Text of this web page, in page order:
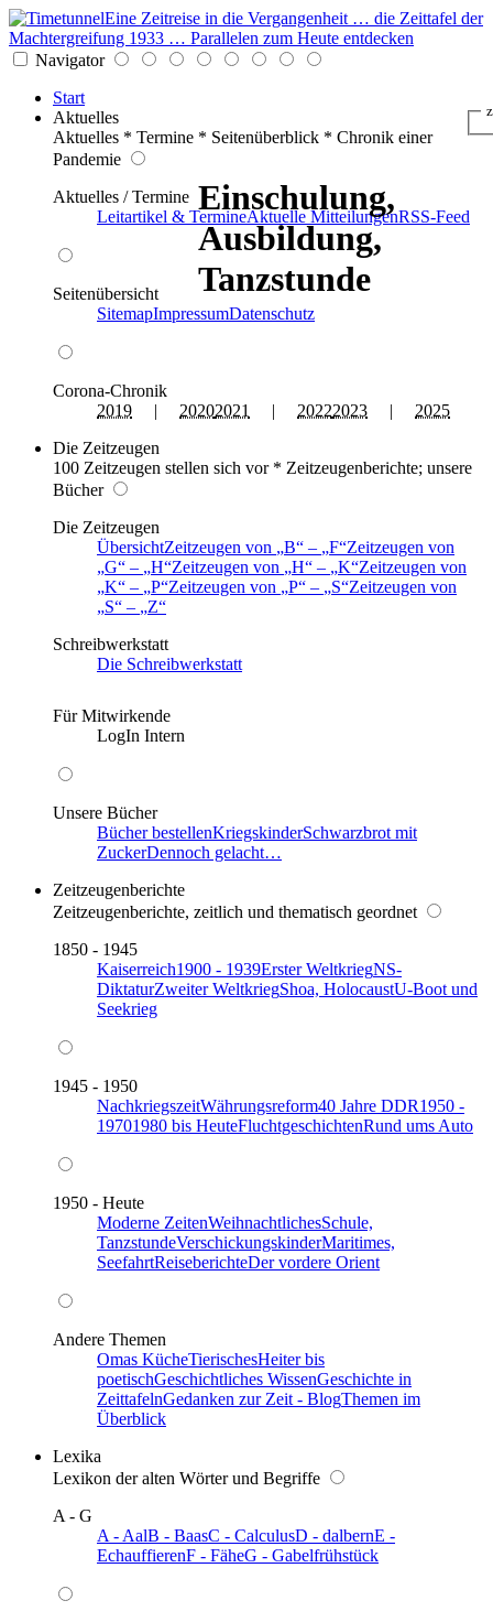
Eine Zeitreise in die Vergangenheit … die Zeittafel der
Machtergreifung 1933 … Parallelen zum Heute entdecken
Navigator
Start
Aktuelles
Aktuelles * Termine * Seitenüberblick * Chronik einer
Pandemie
Aktuelles / Termine
Leitartikel & TermineAktuelle MitteilungenRSS-Feed
Seitenübersicht
SitemapImpressumDatenschutz
Corona-Chronik
2019 | 20202021 | 20222023 | 2025
Die Zeitzeugen
100 Zeitzeugen stellen sich vor * Zeitzeugenberichte; unsere
Bücher
Die Zeitzeugen
ÜbersichtZeitzeugen von B – F Zeitzeugen von
G
– H Zeitzeugen von H – K Zeitzeugen von
K
– P Zeitzeugen von P – S Zeitzeugen von
S
–
Z
Schreibwerkstatt
Die Schreibwerkstatt
Für Mitwirkende
LogIn Intern
Unsere Bücher
Bücher bestellenKriegskinderSchwarzbrot mit
ZuckerDennoch gelacht…
Zeitzeugenberichte
Zeitzeugenberichte, zeitlich und thematisch geordnet
1850 - 1945
Kaiserreich1900 - 1939Erster WeltkriegNS-
DiktaturZweiter WeltkriegShoa, HolocaustU-Boot und
Seekrieg
1945 - 1950
NachkriegszeitWährungsreform40 Jahre DDR1950 -
19701980 bis HeuteFluchtgeschichtenRund ums Auto
1950 - Heute
Moderne ZeitenWeihnachtlichesSchule,
TanzstundeVerschickungskinderMaritimes,
SeefahrtReiseberichteDer vordere Orient
Andere Themen
Omas KücheTierischesHeiter bis
poetischGeschichtliches WissenGeschichte in
ZeittafelnGedanken zur Zeit - BlogThemen im
Überblick
Lexika
Lexikon der alten Wörter und Begriffe
A - G
A - AalB - BaasC - CalculusD - dalbernE -
EchauffierenF - FäheG - Gabelfrühstück
Einschulung,
Ausbildung,
Tanzstunde